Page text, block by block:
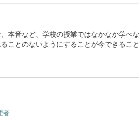
本音など、学校の授業ではなかなか学
とのないようにすることが今できること
者